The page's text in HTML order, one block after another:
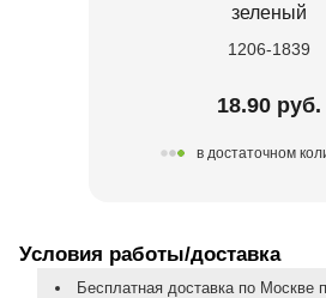
зеленый
1206-1839
18.90 руб.
в достаточном
Условия работы/доставка
Бесплатная доставка по Москве